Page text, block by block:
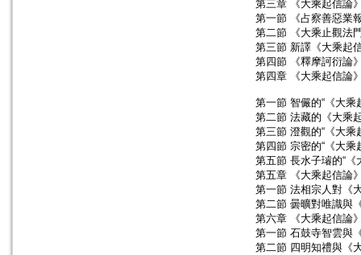
第三章 《大乘起信論
第一節 《占察善惡業
第二節 《大乘止觀法
第三節 新譯《大乘起
第四節 《釋摩訶衍論
第四章 《大乘起信論
第一節 智儼的“《大乘
第二節 法藏的《大乘
第三節 澄觀的“《大乘
第四節 宗密的“《大乘
第五節 長水子璿的“《
第五章 《大乘起信論
第一節 法相宗人對《
第二節 曇曠對唯識與
第六章 《大乘起信論
第一節 石鼓寺智雲與
第二節 四明知禮與《